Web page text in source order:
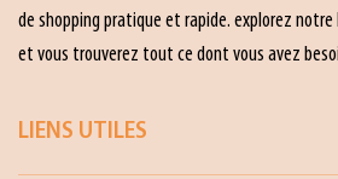
de shopping pratique et rapide. explorez
et vous trouverez tout ce dont vous avez
LIENS UTILES